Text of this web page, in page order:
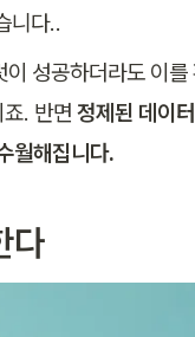
니다..
성공하더라도 이를
. 반면 정제된 데이
월해집니다.
다